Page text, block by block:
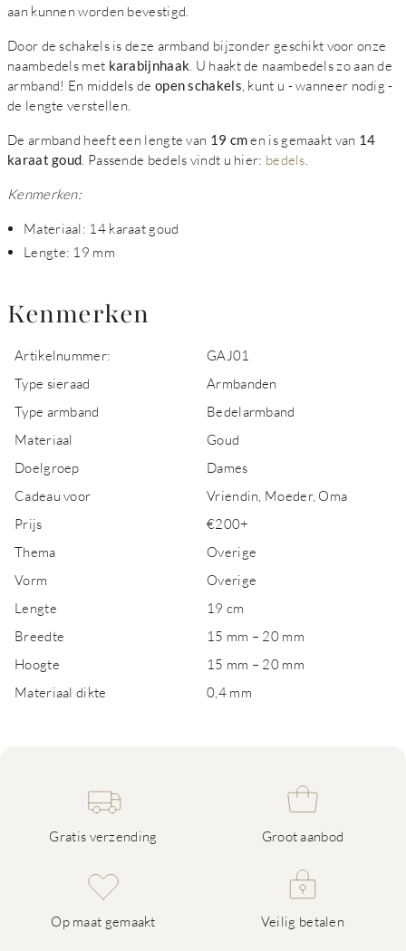
aan kunnen worden bevestigd.
Door de schakels is deze armband bijzonder geschikt voor onze
naambedels met karabijnhaak . U haakt de naambedels zo aan de
armband! En middels de open schakels , kunt u - wanneer nodig -
de lengte verstellen.
De armband heeft een lengte van 19 cmen is gemaakt van 14
karaat goud . Passende bedels vindt u hier: bedels
Kenmerken:
Materiaal: 14 karaat goud
Lengte: 19 mm
Kenmerken
Artikelnummer:
GAJ01
Type sieraad
Armbanden
Type armband
Bedelarmband
Materiaal
Goud
Doelgroep
Dames
Cadeau voor
Vriendin, Moeder, Oma
Prijs
€200+
Thema
Overige
Vorm
Overige
Lengte
19 cm
Breedte
15 mm – 20 mm
Hoogte
15 mm – 20 mm
Materiaal dikte
0,4 mm
Gratis verzending Groot aanbod
Op maat gemaakt Veilig betalen